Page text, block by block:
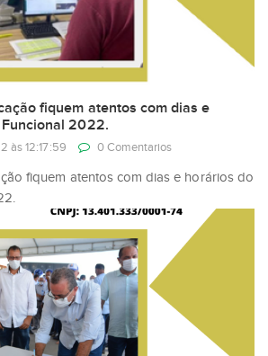
fiquem atentos com dias e
2022.
às 12:17:59 0 Comentarios
fiquem atentos com dias e horários do